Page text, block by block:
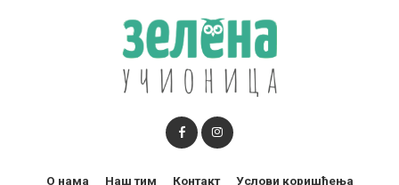
О нама Наш тим Контакт Услови коришћења